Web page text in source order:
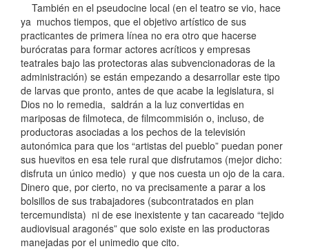
También en el pseudocine local (en el teatro se vio, hace
ya muchos tiempos, que el objetivo artístico de sus
practicantes de primera línea no era otro que hacerse
burócratas para formar actores acríticos y empresas
teatrales bajo las protectoras alas subvencionadoras de la
administración) se están empezando a desarrollar este tipo
de larvas que pronto, antes de que acabe la legislatura, si
Dios no lo remedia, saldrán a la luz convertidas en
mariposas de filmoteca, de filmcommisión o, incluso, de
productoras asociadas a los pechos de la televisión
autonómica para que los “artistas del pueblo” puedan poner
sus huevitos en esa tele rural que disfrutamos (mejor dicho:
disfruta un único medio) y que nos cuesta un ojo de la cara.
Dinero que, por cierto, no va precisamente a parar a los
bolsillos de sus trabajadores (subcontratados en plan
tercemundista) ni de ese inexistente y tan cacareado “tejido
audiovisual aragonés” que solo existe en las productoras
manejadas por el unimedio que cito.